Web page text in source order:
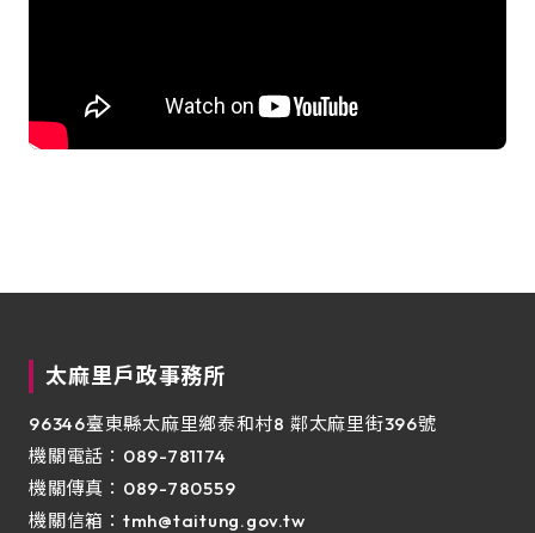
太麻里戶政事務所
96346臺東縣太麻里鄉泰和村8 鄰太麻里街396號
機關電話：089-781174
機關傳真：089-780559
機關信箱： tmh@taitung.gov.tw